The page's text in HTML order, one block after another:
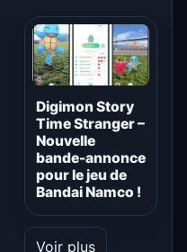
Digimon Story
Time Stranger –
Nouvelle
bande-annonce
pour le jeu de
Bandai Namco !
Voir plus